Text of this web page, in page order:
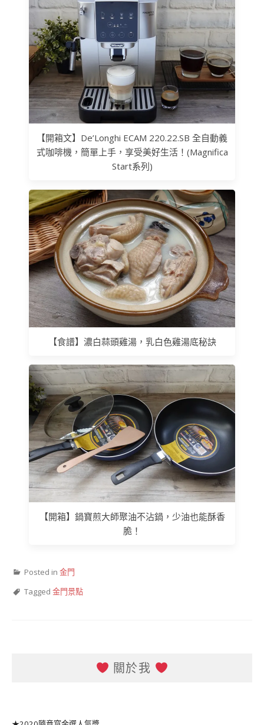
【開箱文】De’Longhi ECAM 220.22.SB 全自動義
式咖啡機，簡單上手，享受美好生活！(Magnifica
Start系列)
【食譜】濃白蒜頭雞湯，乳白色雞湯底秘訣
【開箱】鍋寶煎大師聚油不沾鍋，少油也能酥香
脆！
Posted in 金門
Tagged 金門景點
關於我